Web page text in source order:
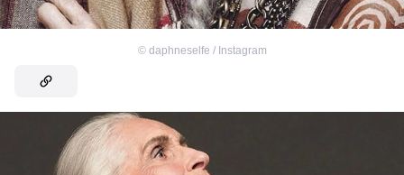
© daphneselfe / Instagram